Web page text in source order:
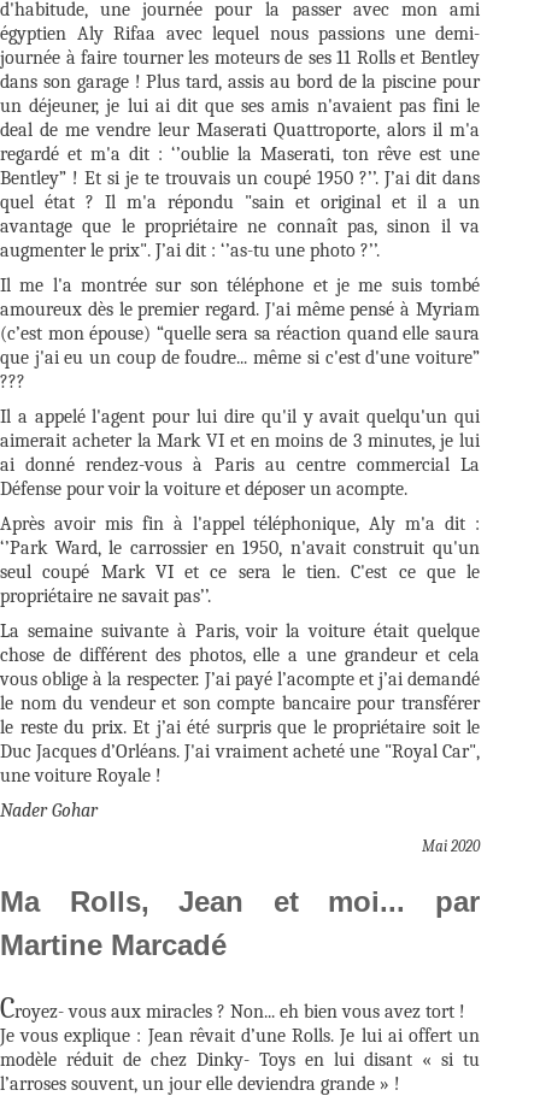
d'habitude, une journée pour la passer avec mon ami
égyptien Aly Rifaa avec lequel nous passions une demi-
journée à faire tourner les moteurs de ses 11 Rolls et Bentley
dans son garage ! Plus tard, assis au bord de la piscine pour
un déjeuner, je lui ai dit que ses amis n'avaient pas fini le
deal de me vendre leur Maserati Quattroporte, alors il m'a
regardé et m'a dit : ‘’oublie la Maserati, ton rêve est une
Bentley” ! Et si je te trouvais un coupé 1950 ?’’. J’ai dit dans
quel état ? Il m'a répondu "sain et original et il a un
avantage que le propriétaire ne connaît pas, sinon il va
augmenter le prix". J’ai dit : ‘’as-tu une photo ?’’.
Il me l'a montrée sur son téléphone et je me suis tombé
amoureux dès le premier regard. J'ai même pensé à Myriam
(c’est mon épouse) “quelle sera sa réaction quand elle saura
que j'ai eu un coup de foudre... même si c'est d'une voiture”
???
Il a appelé l'agent pour lui dire qu'il y avait quelqu'un qui
aimerait acheter la Mark VI et en moins de 3 minutes, je lui
ai donné rendez-vous à Paris au centre commercial La
Défense pour voir la voiture et déposer un acompte.
Après avoir mis fin à l'appel téléphonique, Aly m'a dit :
‘’Park Ward, le carrossier en 1950, n'avait construit qu'un
seul coupé Mark VI et ce sera le tien. C'est ce que le
propriétaire ne savait pas’’.
La semaine suivante à Paris, voir la voiture était quelque
chose de différent des photos, elle a une grandeur et cela
vous oblige à la respecter. J’ai payé l’acompte et j’ai demandé
le nom du vendeur et son compte bancaire pour transférer
le reste du prix. Et j’ai été surpris que le propriétaire soit le
Duc Jacques d’Orléans. J'ai vraiment acheté une "Royal Car",
une voiture Royale !
Nader Gohar
Mai 2020
Ma Rolls, Jean et moi... par
Martine Marcadé
Croyez- vous aux miracles ? Non... eh bien vous avez tort !
Je vous explique : Jean rêvait d’une Rolls. Je lui ai offert un
modèle réduit de chez Dinky- Toys en lui disant « si tu
l’arroses souvent, un jour elle deviendra grande » !